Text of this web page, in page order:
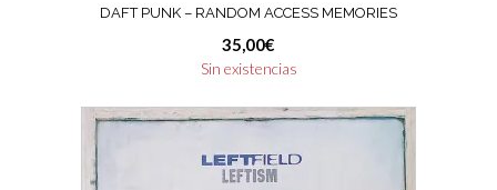
DAFT PUNK – RANDOM ACCESS MEMORIES
35,00€
Sin existencias